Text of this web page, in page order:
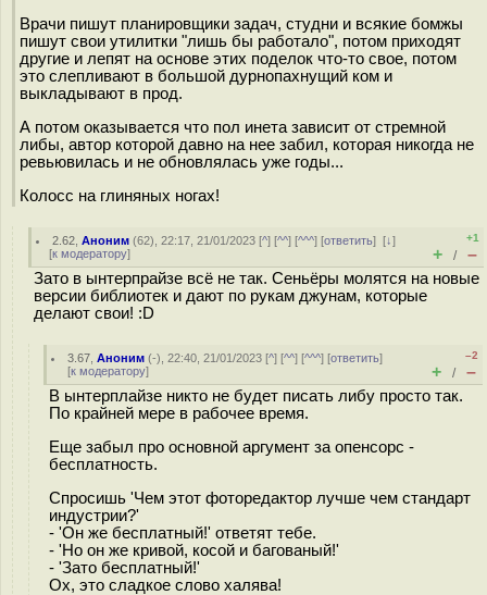
Врачи пишут планировщики задач, студни и всякие бoмжы
пишут свои утилитки "лишь бы работало", потом приходят
другие и лепят на основе этих поделок что-то свое, потом
это слепливают в большой дурнопахнущий ком и
выкладывают в прод.
А потом оказывается что пол инета зависит от стремной
либы, автор которой давно на нее забил, которая никогда не
ревьювилась и не обновлялась уже годы...
Колосс на глиняных ногах!
2.62 ,Аноним (62), 22:17, 21/01/2023 [^] [^^] [^^^] [ответить][↓]
[к модератору]
+1
+ / –
Зато в ынтерпрайзе всё не так. Сеньёры молятся на новые
версии библиотек и дают по рукам джунам, которые
делают свои! :D
3.67 ,Аноним (-), 22:40, 21/01/2023 [^] [^^] [^^^] [ответить]
[к модератору]
–2
+ / –
В ынтерплайзе никто не будет писать либу просто так.
По крайней мере в рабочее время.
Еще забыл про основной аргумент за опенсорс -
бесплатность.
Спросишь 'Чем этот фоторедактор лучше чем стандарт
индустрии?'
- 'Он же бесплатный!' ответят тебе.
- 'Но он же кривой, косой и багованый!'
- 'Зато бесплатный!'
Ох, это сладкое слово халява!